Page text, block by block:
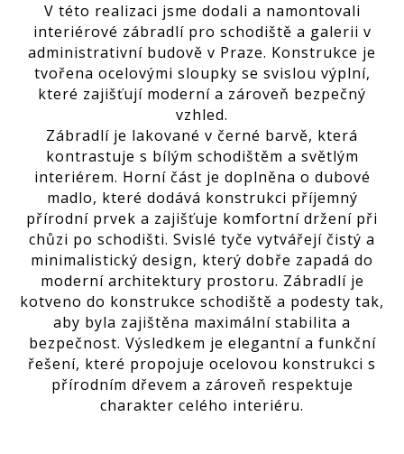
V této realizaci jsme dodali a namontovali
interiérové zábradlí pro schodiště a galerii v
administrativní budově v Praze. Konstrukce je
tvořena ocelovými sloupky se svislou výplní,
které zajišťují moderní a zároveň bezpečný
vzhled.
Zábradlí je lakované v černé barvě, která
kontrastuje s bílým schodištěm a světlým
interiérem. Horní část je doplněna o dubové
madlo, které dodává konstrukci příjemný
přírodní prvek a zajišťuje komfortní držení při
chůzi po schodišti. Svislé tyče vytvářejí čistý a
minimalistický design, který dobře zapadá do
moderní architektury prostoru. Zábradlí je
kotveno do konstrukce schodiště a podesty tak,
aby byla zajištěna maximální stabilita a
bezpečnost. Výsledkem je elegantní a funkční
řešení, které propojuje ocelovou konstrukci s
přírodním dřevem a zároveň respektuje
charakter celého interiéru.